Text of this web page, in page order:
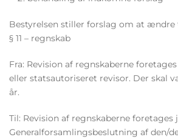
Bestyrelsen stiller forslag om at
§ 11 – regnskab
Fra: Revision af regnskaberne
eller statsautoriseret revisor. Der skal
år.
Til: Revision af regnskaberne foretages
Generalforsamlingsbeslutning af den/